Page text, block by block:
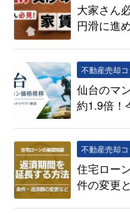
大家さん
円滑に進
不動産売却
仙台のマ
約1.9倍！
不動産売却
住宅ロー
件の変更